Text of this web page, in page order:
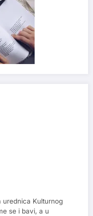
urednica Kulturnog
se i bavi, a u